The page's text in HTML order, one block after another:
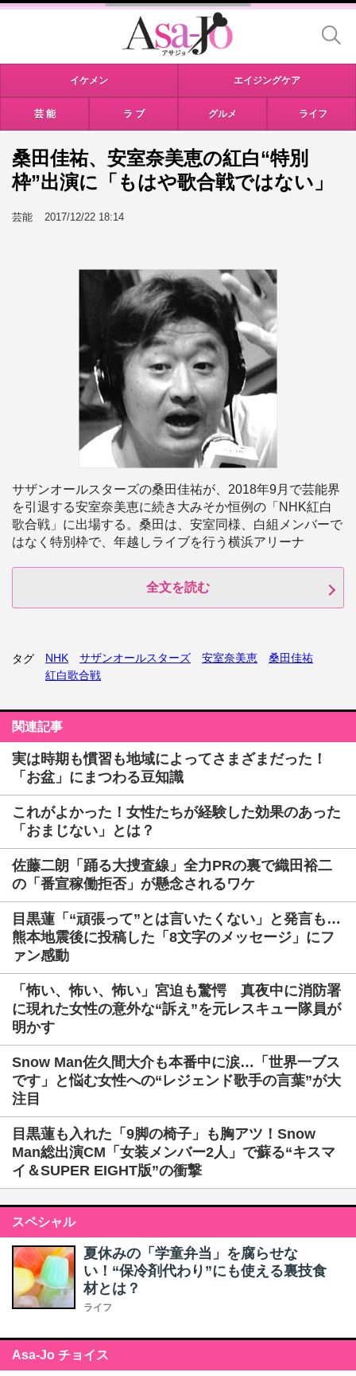
イケメン エイジングケア
芸 能 ラ ブ グルメ ライフ
桑田佳祐、安室奈美恵の紅白“特別
枠”出演に「もはや歌合戦ではない」
芸能 2017/12/22 18:14
サザンオールスターズの桑田佳祐が、2018年9月で芸能界
を引退する安室奈美恵に続き大みそか恒例の「NHK紅白
歌合戦」に出場する。桑田は、安室同様、白組メンバーで
はなく特別枠で、年越しライブを行う横浜アリーナ
全文を読む
タグ NHK サザンオールスターズ 安室奈美恵
桑田佳祐
紅白歌合戦
関連記事
実は時期も慣習も地域によってさまざまだった！
「お盆」にまつわる豆知識
これがよかった！女性たちが経験した効果のあった
「おまじない」とは？
佐藤二朗「踊る大捜査線」全力PRの裏で織田裕二
の「番宣稼働拒否」が懸念されるワケ
目黒蓮「“頑張って”とは言いたくない」と発言も…
熊本地震後に投稿した「8文字のメッセージ」にフ
ァン感動
「怖い、怖い、怖い」宮迫も驚愕 真夜中に消防署
に現れた女性の意外な“訴え”を元レスキュー隊員が
明かす
Snow Man佐久間大介も本番中に涙…「世界一ブス
です」と悩む女性への“レジェンド歌手の言葉”が大
注目
目黒蓮も入れた「9脚の椅子」も胸アツ！Snow
Man総出演CM「女装メンバー2人」で蘇る“キスマ
イ＆SUPER EIGHT版”の衝撃
スペシャル
夏休みの「学童弁当」を腐らせな
い！“保冷剤代わり”にも使える裏技食
材とは？
ライフ
Asa-Jo チョイス